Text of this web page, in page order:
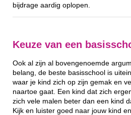
bijdrage aardig oplopen.
Keuze van een
Ook al zijn al bovengenoemde
belang, de beste basisschool is
waar je kind zich op zijn gemak en
naartoe gaat. Een kind dat zich
zich vele malen beter dan een kind
Kijk en luister goed naar jouw kind